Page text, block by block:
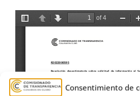
Consentimiento de